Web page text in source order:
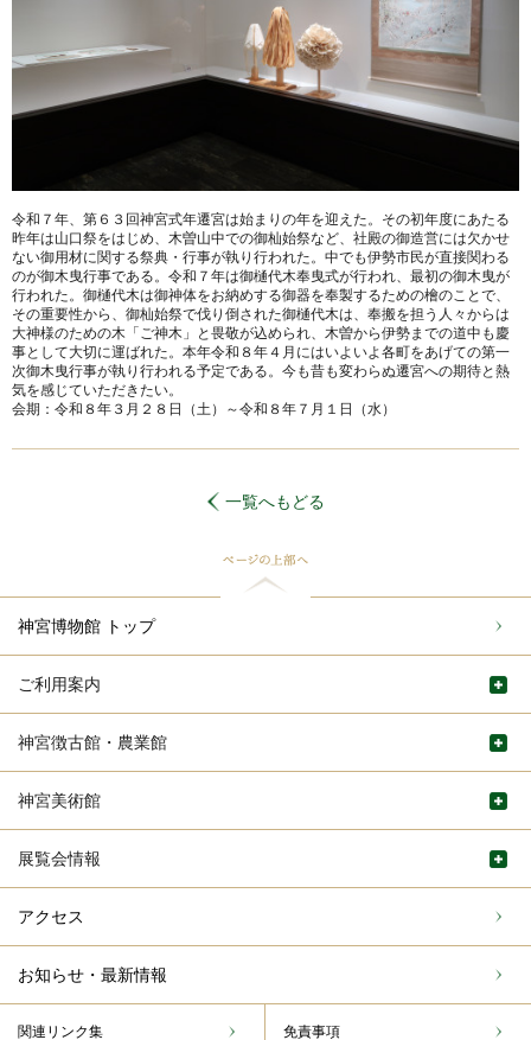
令和７年、第６３回神宮式年遷宮は始まりの年を迎えた。その初年度にあたる
昨年は山口祭をはじめ、木曽山中での御杣始祭など、社殿の御造営には欠かせ
ない御用材に関する祭典・行事が執り行われた。中でも伊勢市民が直接関わる
のが御木曳行事である。令和７年は御樋代木奉曳式が行われ、最初の御木曳が
行われた。御樋代木は御神体をお納めする御器を奉製するための檜のことで、
その重要性から、御杣始祭で伐り倒された御樋代木は、奉搬を担う人々からは
大神様のための木「ご神木」と畏敬が込められ、木曽から伊勢までの道中も慶
事として大切に運ばれた。本年令和８年４月にはいよいよ各町をあげての第一
次御木曳行事が執り行われる予定である。今も昔も変わらぬ遷宮への期待と熱
気を感じていただきたい。
会期：令和８年３月２８日（土）～令和８年７月１日（水）
一覧へもどる
神宮博物館 トップ
ご利用案内
神宮徴古館・農業館
神宮美術館
展覧会情報
アクセス
お知らせ・最新情報
関連リンク集 免責事項